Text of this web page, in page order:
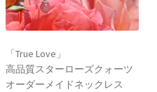
「True Love」
高品質スターローズクォーツ
オーダーメイドネックレス